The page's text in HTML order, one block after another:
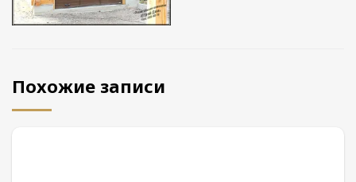
Похожие записи